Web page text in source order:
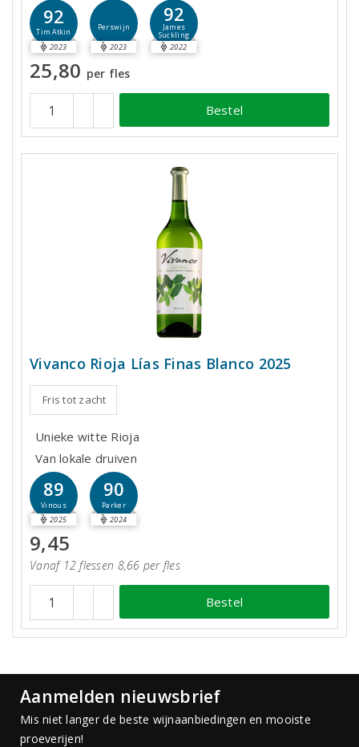
92
Tim Atkin
2023
Perswijn
2023
92
James
Suckling
2022
25,80 per fles
Bestel
Vivanco Rioja Lías Finas Blanco 2025
Fris tot zacht
Unieke witte Rioja
Van lokale druiven
89
Vinous
2025
90
Parker
2024
9,45
Vanaf 12 flessen 8,66 per fles
Bestel
Aanmelden nieuwsbrief
Mis niet langer de beste wijnaanbiedingen en mooiste
proeverijen!